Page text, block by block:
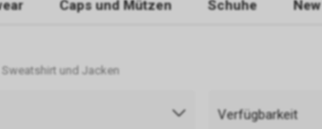
Caps und Mützen Schuhe New
Sweatshirt und Jacken
Verfügbarkeit